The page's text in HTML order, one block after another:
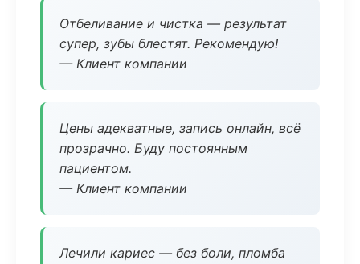
Отбеливание и чистка — результат
супер, зубы блестят. Рекомендую!
— Клиент компании
Цены адекватные, запись онлайн, всё
прозрачно. Буду постоянным
пациентом.
— Клиент компании
Лечили кариес — без боли, пломба